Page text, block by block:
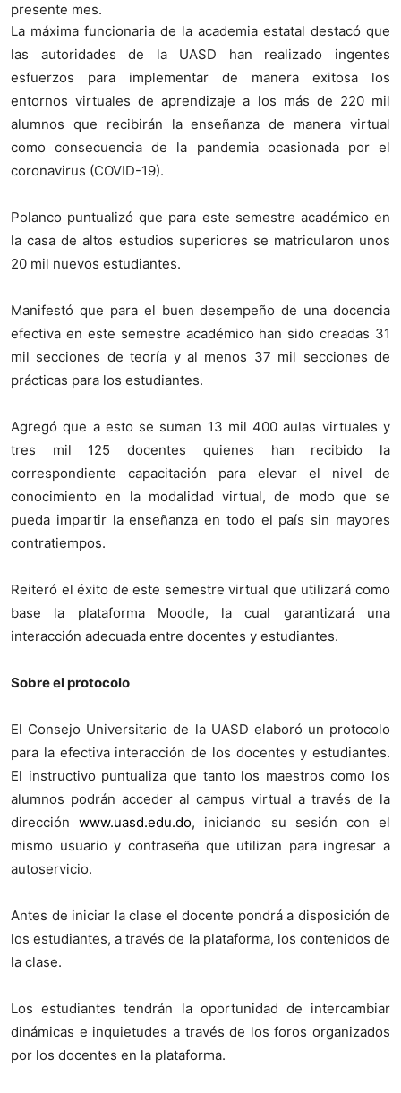
presente mes.
La máxima funcionaria de la academia estatal destacó que
las autoridades de la UASD han realizado ingentes
esfuerzos para implementar de manera exitosa los
entornos virtuales de aprendizaje a los más de 220 mil
alumnos que recibirán la enseñanza de manera virtual
como consecuencia de la pandemia ocasionada por el
coronavirus (COVID-19).
Polanco puntualizó que para este semestre académico en
la casa de altos estudios superiores se matricularon unos
20 mil nuevos estudiantes.
Manifestó que para el buen desempeño de una docencia
efectiva en este semestre académico han sido creadas 31
mil secciones de teoría y al menos 37 mil secciones de
prácticas para los estudiantes.
Agregó que a esto se suman 13 mil 400 aulas virtuales y
tres mil 125 docentes quienes han recibido la
correspondiente capacitación para elevar el nivel de
conocimiento en la modalidad virtual, de modo que se
pueda impartir la enseñanza en todo el país sin mayores
contratiempos.
Reiteró el éxito de este semestre virtual que utilizará como
base la plataforma Moodle, la cual garantizará una
interacción adecuada entre docentes y estudiantes.
Sobre el protocolo
El Consejo Universitario de la UASD elaboró un protocolo
para la efectiva interacción de los docentes y estudiantes.
El instructivo puntualiza que tanto los maestros como los
alumnos podrán acceder al campus virtual a través de la
direcciónwww.uasd.edu.do, iniciando su sesión con el
mismo usuario y contraseña que utilizan para ingresar a
autoservicio.
Antes de iniciar la clase el docente pondrá a disposición de
los estudiantes, a través de la plataforma, los contenidos de
la clase.
Los estudiantes tendrán la oportunidad de intercambiar
dinámicas e inquietudes a través de los foros organizados
por los docentes en la plataforma.